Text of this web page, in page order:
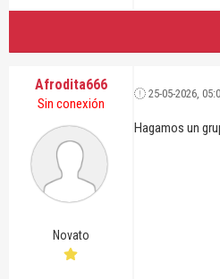
Afrodita666
Sin conexión
Novato
25-05-2026,
Hagamos un